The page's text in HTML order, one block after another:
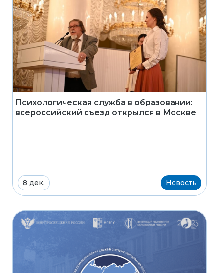
Психологическая служба в образовании:
всероссийский съезд открылся в Москве
8 дек. Новость